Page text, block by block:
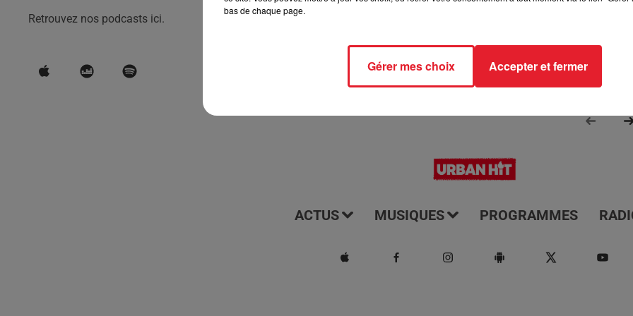
Retrouvez nos podcasts ici.
ACTUS MUSIQUES PROGRAMMES
bas de chaque page.
Gérer mes choix Accepter et fermer